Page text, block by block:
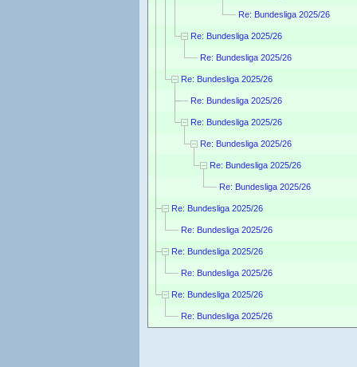
Re: Bundesliga 2025/26
Re: Bundesliga 2025/26
Re: Bundesliga 2025/26
Re: Bundesliga 2025/26
Re: Bundesliga 2025/26
Re: Bundesliga 2025/26
Re: Bundesliga 2025/26
Re: Bundesliga 2025/26
Re: Bundesliga 2025/26
Re: Bundesliga 2025/26
Re: Bundesliga 2025/26
Re: Bundesliga 2025/26
Re: Bundesliga 2025/26
Re: Bundesliga 2025/26
Re: Bundesliga 2025/26